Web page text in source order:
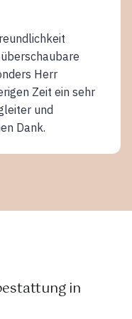
Herr
Zeit ein sehr
und
Dank.
in